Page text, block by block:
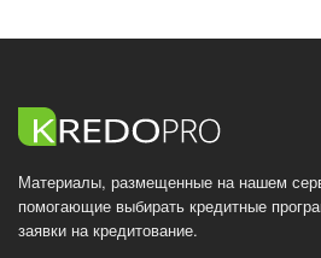
Материалы, размещенные на нашем
помогающие выбирать кредитные
заявки на кредитование.